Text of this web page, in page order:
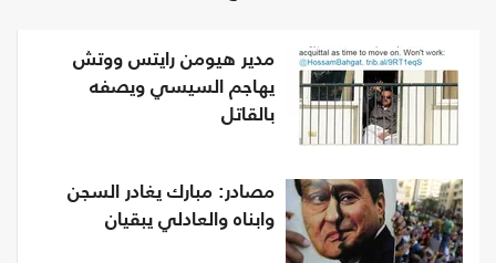
مدير هيومن رايتس ووتش
يهاجم السيسي ويصفه
بالقاتل
مصادر: مبارك يغادر السجن
وابناه والعادلي يبقيان